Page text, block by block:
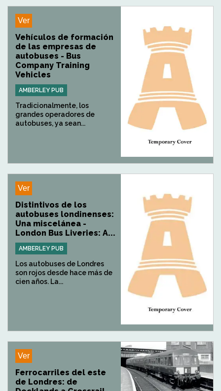
Ver
Vehículos de formación
de las empresas de
autobuses - Bus
Company Training
Vehicles
AMBERLEY PUB
Tradicionalmente, los
grandes operadores de
autobuses, ya sean...
Ver
Distintivos de los
autobuses londinenses:
Una miscelánea -
London Bus Liveries: A...
AMBERLEY PUB
Los autobuses de Londres
son rojos desde hace más de
cien años. La...
Ver
Ferrocarriles del este
de Londres: de